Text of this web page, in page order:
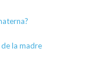
la madre